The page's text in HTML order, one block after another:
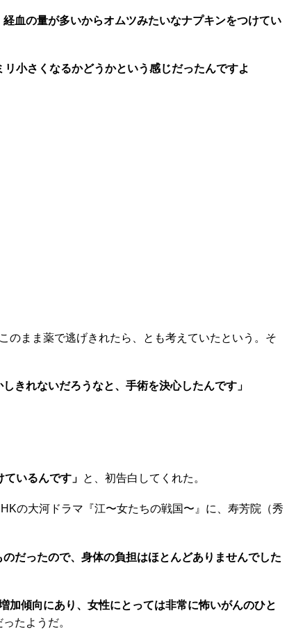
血の量が多いからオムツみたいなナプキンをつけてい
小さくなるかどうかという感じだったんですよ
まま薬で逃げきれたら、とも考えていたという。そ
きれないだろうなと、手術を決心したんです」
いるんです」 と、初告白してくれた。
の大河ドラマ『江〜女たちの戦国〜』に、寿芳院（秀
だったので、身体の負担はほとんどありませんでした
加傾向にあり、女性にとっては非常に怖いがんのひと
たようだ。